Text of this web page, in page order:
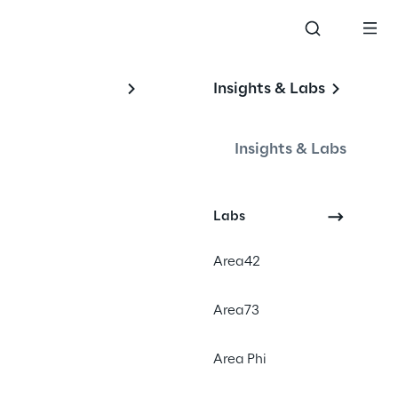
Insights & Labs
Insights & Labs
Labs
Area42
Area73
Area Phi